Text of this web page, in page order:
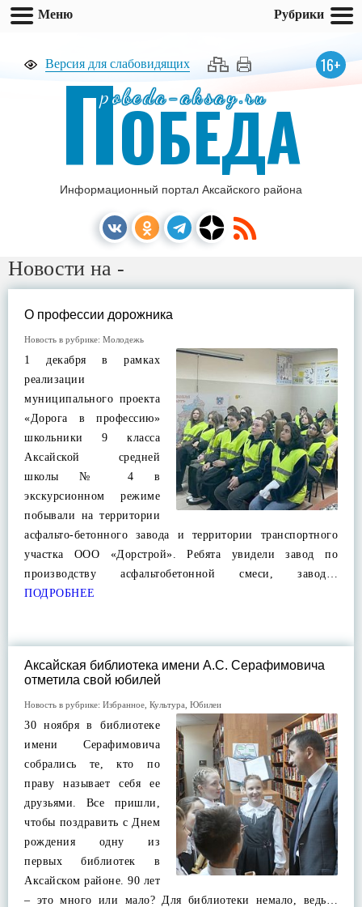
Версия для слабовидящих 16+
pobeda-aksay.ru
ПОБЕДА
Информационный портал Аксайского района
Новости на -
О профессии дорожника
Новость в рубрике: Молодежь
1 декабря в рамках
реализации
муниципального проекта
«Дорога в профессию»
школьники 9 класса
Аксайской средней
школы № 4 в
экскурсионном режиме
побывали на территории
асфальто-бетонного завода и территории транспортного
участка ООО «Дорстрой». Ребята увидели завод по
производству асфальтобетонной смеси, завод…
ПОДРОБНЕЕ
Аксайская библиотека имени А.С. Серафимовича
отметила свой юбилей
Новость в рубрике: Избранное Культура Юбилеи
30 ноября в библиотеке
имени Серафимовича
собрались те, кто по
праву называет себя ее
друзьями. Все пришли,
чтобы поздравить с Днем
рождения одну из
первых библиотек в
Аксайском районе. 90 лет
– это много или мало? Для библиотеки немало, ведь…
Меню Рубрики